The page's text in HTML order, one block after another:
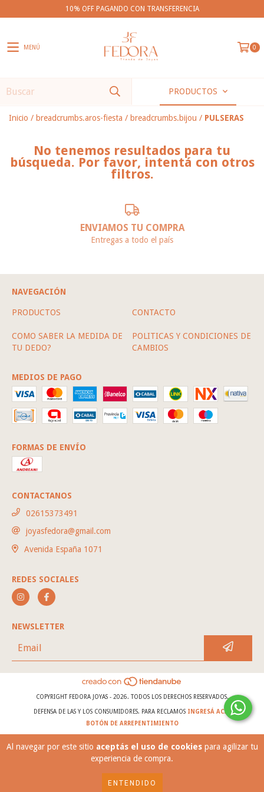
Al navegar por este sitio aceptás el uso de cookiespara agilizar tu
experiencia de compra.
ENTENDIDO
10% OFF PAGANDO CON TRANSFERENCIA
MENÚ 0
PRODUCTOS
Inicio / breadcrumbs.aros-fiesta / breadcrumbs.bijou / PULSERAS
No tenemos resultados para tu
búsqueda. Por favor, intentá con otros
filtros.
ENVIAMOS TU COMPRA
Entregas a todo el país
NAVEGACIÓN
PRODUCTOS CONTACTO
COMO SABER LA MEDIDA DE
TU DEDO?
POLITICAS Y CONDICIONES DE
CAMBIOS
MEDIOS DE PAGO
FORMAS DE ENVÍO
CONTACTANOS
02615373491
joyasfedora@gmail.com
Avenida España 1071
REDES SOCIALES
NEWSLETTER
COPYRIGHT FEDORA JOYAS - 2026. TODOS LOS DERECHOS RESERVADOS.
DEFENSA DE LAS Y LOS CONSUMIDORES. PARA RECLAMOS INGRESÁ ACÁ.
BOTÓN DE ARREPENTIMIENTO